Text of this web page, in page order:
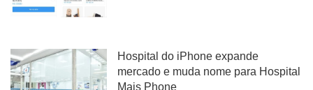
Hospital do iPhone expande
mercado e muda nome para Hospital
Mais Phone